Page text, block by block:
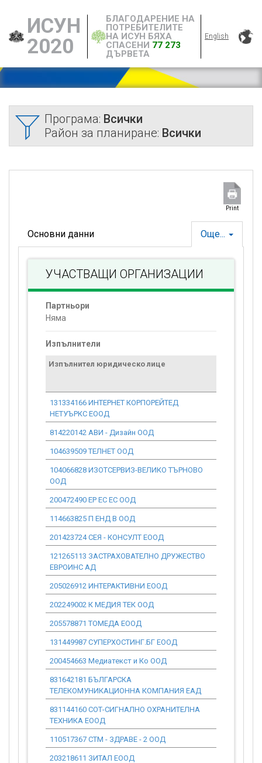
ИСУН
2020
БЛАГОДАРЕНИЕ НА
ПОТРЕБИТЕЛИТЕ
НА ИСУН БЯХА
СПАСЕНИ 77 273
ДЪРВЕТА
English
Програма: Всички
Район за планиране: Всички
Print
Още...
Основни данни
УЧАСТВАЩИ ОРГАНИЗАЦИИ
Партньори
Няма
Изпълнители
Изпълнител юридическо лице
131334166 ИНТЕРНЕТ КОРПОРЕЙТЕД
НЕТУЪРКС ЕООД
814220142 АВИ - Дизайн ООД
104639509 ТЕЛНЕТ ООД
104066828 ИЗОТСЕРВИЗ-ВЕЛИКО ТЪРНОВО
ООД
200472490 ЕР ЕС ЕС ООД
114663825 П ЕНД В ООД
201423724 СЕЯ - КОНСУЛТ ЕООД
121265113 ЗАСТРАХОВАТЕЛНО ДРУЖЕСТВО
ЕВРОИНС АД
205026912 ИНТЕРАКТИВНИ ЕООД
202249002 К МЕДИЯ ТЕК ООД
205578871 ТОМЕДА ЕООД
131449987 СУПЕРХОСТИНГ.БГ ЕООД
200454663 Медиатекст и Ко ООД
831642181 БЪЛГАРСКА
ТЕЛЕКОМУНИКАЦИОННА КОМПАНИЯ ЕАД
831144160 СОТ-СИГНАЛНО ОХРАНИТЕЛНА
ТЕХНИКА ЕООД
110517367 СТМ - ЗДРАВЕ - 2 ООД
203218611 ЗИТАЛ ЕООД